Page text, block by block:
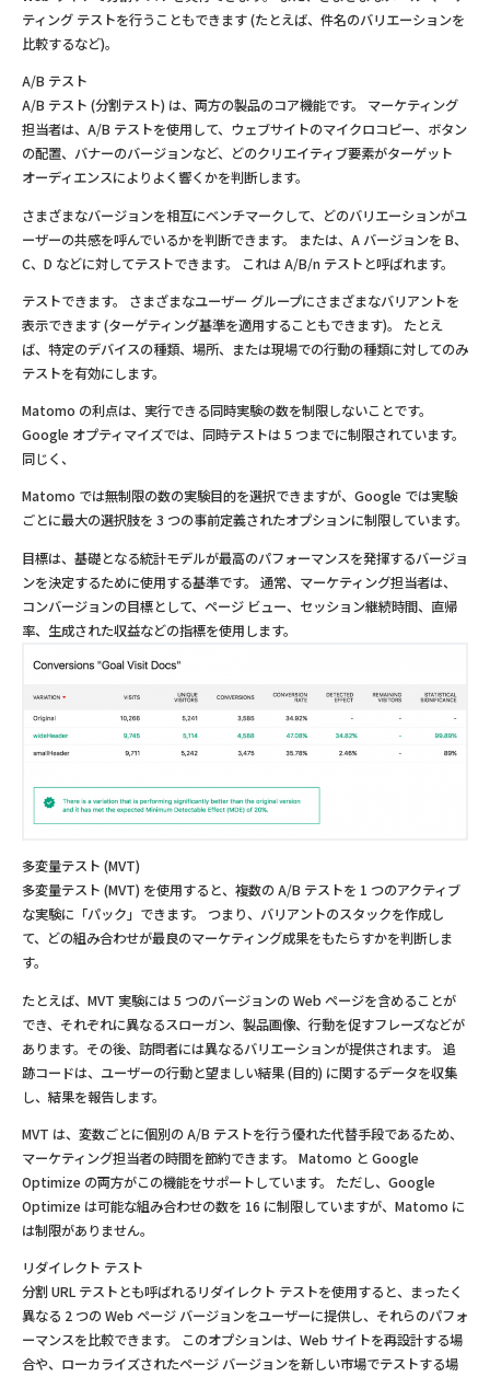
ティング テストを行うこともできます (たとえば、件名のバリエーションを
比較するなど)。
A/B テスト
A/B テスト (分割テスト) は、両方の製品のコア機能です。 マーケティング
担当者は、A/B テストを使用して、ウェブサイトのマイクロコピー、ボタン
の配置、バナーのバージョンなど、どのクリエイティブ要素がターゲット
オーディエンスによりよく響くかを判断します。
さまざまなバージョンを相互にベンチマークして、どのバリエーションがユ
ーザーの共感を呼んでいるかを判断できます。 または、A バージョンを B、
C、D などに対してテストできます。 これは A/B/n テストと呼ばれます。
テストできます。 さまざまなユーザー グループにさまざまなバリアントを
表示できます (ターゲティング基準を適用することもできます)。 たとえ
ば、特定のデバイスの種類、場所、または現場での行動の種類に対してのみ
テストを有効にします。
Matomo の利点は、実行できる同時実験の数を制限しないことです。
Google オプティマイズでは、同時テストは 5 つまでに制限されています。
同じく、
Matomo では無制限の数の実験目的を選択できますが、Google では実験
ごとに最大の選択肢を 3 つの事前定義されたオプションに制限しています。
目標は、基礎となる統計モデルが最高のパフォーマンスを発揮するバージョ
ンを決定するために使用する基準です。 通常、マーケティング担当者は、
コンバージョンの目標として、ページ ビュー、セッション継続時間、直帰
率、生成された収益などの指標を使用します。
多変量テスト (MVT)
多変量テスト (MVT) を使用すると、複数の A/B テストを 1 つのアクティブ
な実験に「パック」できます。 つまり、バリアントのスタックを作成し
て、どの組み合わせが最良のマーケティング成果をもたらすかを判断しま
す。
たとえば、MVT 実験には 5 つのバージョンの Web ページを含めることが
でき、それぞれに異なるスローガン、製品画像、行動を促すフレーズなどが
あります。その後、訪問者には異なるバリエーションが提供されます。 追
跡コードは、ユーザーの行動と望ましい結果 (目的) に関するデータを収集
し、結果を報告します。
MVT は、変数ごとに個別の A/B テストを行う優れた代替手段であるため、
マーケティング担当者の時間を節約できます。 Matomo と Google
Optimize の両方がこの機能をサポートしています。 ただし、Google
Optimize は可能な組み合わせの数を 16 に制限していますが、Matomo に
は制限がありません。
リダイレクト テスト
分割 URL テストとも呼ばれるリダイレクト テストを使用すると、まったく
異なる 2 つの Web ページ バージョンをユーザーに提供し、それらのパフォ
ーマンスを比較できます。 このオプションは、Web サイトを再設計する場
合や、ローカライズされたページ バージョンを新しい市場でテストする場